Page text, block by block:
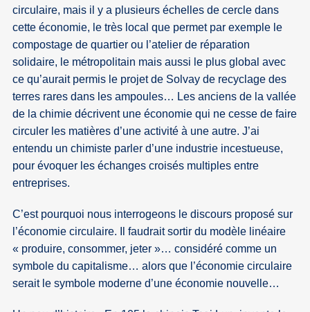
circulaire, mais il y a plusieurs échelles de cercle dans
cette économie, le très local que permet par exemple le
compostage de quartier ou l’atelier de réparation
solidaire, le métropolitain mais aussi le plus global avec
ce qu’aurait permis le projet de Solvay de recyclage des
terres rares dans les ampoules… Les anciens de la vallée
de la chimie décrivent une économie qui ne cesse de faire
circuler les matières d’une activité à une autre. J’ai
entendu un chimiste parler d’une industrie incestueuse,
pour évoquer les échanges croisés multiples entre
entreprises.
C’est pourquoi nous interrogeons le discours proposé sur
l’économie circulaire. Il faudrait sortir du modèle linéaire
« produire, consommer, jeter »… considéré comme un
symbole du capitalisme… alors que l’économie circulaire
serait le symbole moderne d’une économie nouvelle…